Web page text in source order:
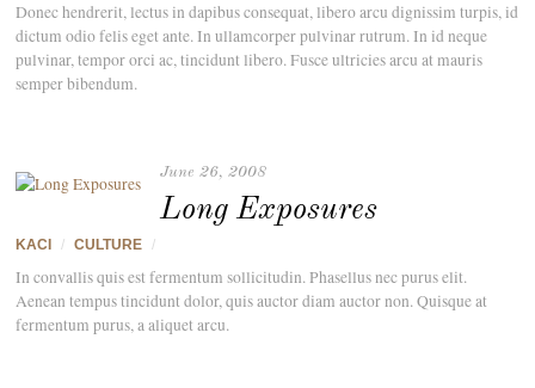
Donec hendrerit, lectus in dapibus consequat, libero arcu dignissim turpis, id
dictum odio felis eget ante. In ullamcorper pulvinar rutrum. In id neque
pulvinar, tempor orci ac, tincidunt libero. Fusce ultricies arcu at mauris
semper bibendum.
June 26, 2008
Long Exposures
KACI / CULTURE /
In convallis quis est fermentum sollicitudin. Phasellus nec purus elit.
Aenean tempus tincidunt dolor, quis auctor diam auctor non. Quisque at
fermentum purus, a aliquet arcu.